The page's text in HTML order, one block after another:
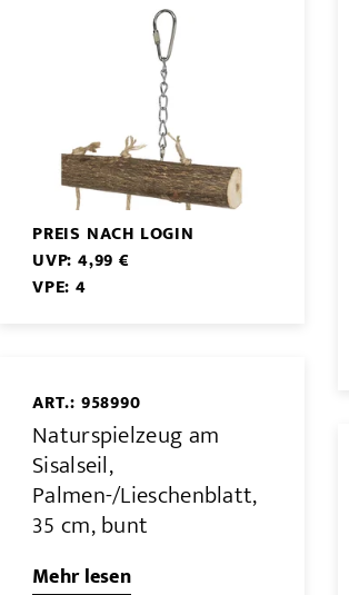
PREIS NACH LOGIN
UVP: 4,99 €
VPE: 4
ART.: 958990
Naturspielzeug am
Sisalseil,
Palmen-/Lieschenblatt,
35 cm, bunt
Mehr lesen